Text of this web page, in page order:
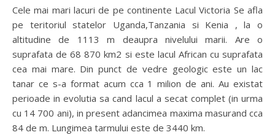
Cele mai mari lacuri de pe continente Lacul Victoria Se afla
pe teritoriul statelor Uganda,Tanzania si Kenia , la o
altitudine de 1113 m deaupra nivelului marii. Are o
suprafata de 68 870 km2 si este lacul African cu suprafata
cea mai mare. Din punct de vedre geologic este un lac
tanar ce s-a format acum cca 1 milion de ani. Au existat
perioade in evolutia sa cand lacul a secat complet (in urma
cu 14 700 ani), in present adancimea maxima masurand cca
84 de m. Lungimea tarmului este de 3440 km.